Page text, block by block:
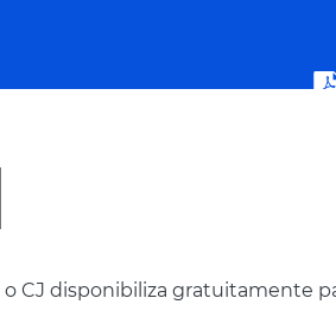
CJ disponibiliza gratuitamente